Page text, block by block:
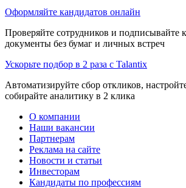
Оформляйте кандидатов онлайн
Проверяйте сотрудников и подписывайте
документы без бумаг и личных встреч
Ускорьте подбор в 2 раза с Talantix
Автоматизируйте сбор откликов,
собирайте аналитику в 2 клика
О компании
Наши вакансии
Партнерам
Реклама на сайте
Новости и статьи
Инвесторам
Кандидаты по профессиям